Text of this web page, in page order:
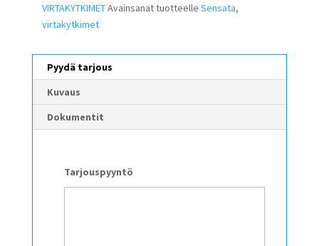
VIRTAKYTKIMETAvainsanat tuotteelle Sensata,
virtakytkimet
Pyydä tarjous
Kuvaus
Dokumentit
Tarjouspyyntö